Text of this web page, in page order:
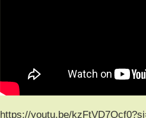
https://youtu.be/